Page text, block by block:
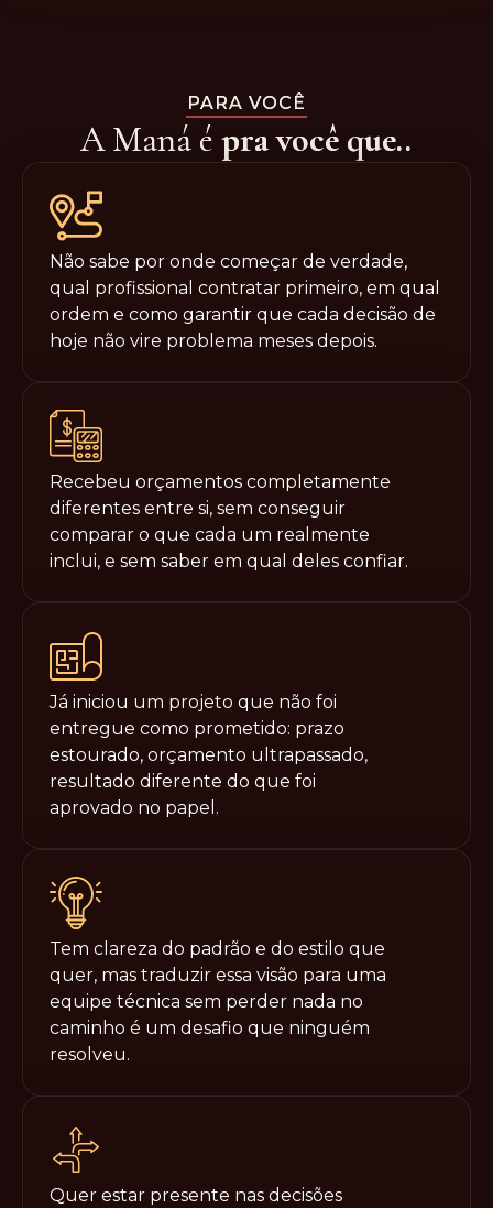
PARA VOCÊ
A Maná épra você que..
Não sabe por onde começar de verdade,
qual profissional contratar primeiro, em qual
ordem e como garantir que cada decisão de
hoje não vire problema meses depois.
Recebeu orçamentos completamente
diferentes entre si, sem conseguir
comparar o que cada um realmente
inclui, e sem saber em qual deles confiar.
Já iniciou um projeto que não foi
entregue como prometido: prazo
estourado, orçamento ultrapassado,
resultado diferente do que foi
aprovado no papel.
Tem clareza do padrão e do estilo que
quer, mas traduzir essa visão para uma
equipe técnica sem perder nada no
caminho é um desafio que ninguém
resolveu.
Quer estar presente nas decisões